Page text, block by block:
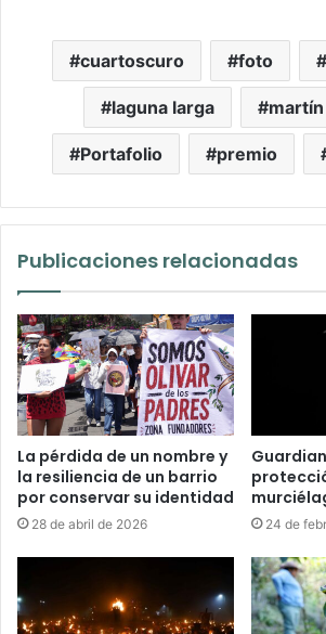
cuartoscuro foto
laguna larga
Portafolio premio
Publicaciones relacionadas
La pérdida de un nombre y
la resiliencia de un barrio
por conservar su identidad
28 de abril de 2026 24 de